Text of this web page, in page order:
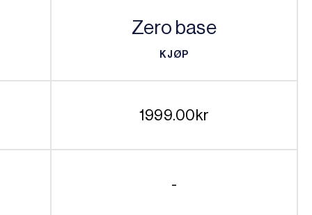
Zero base
KJØP
1999.00kr
-